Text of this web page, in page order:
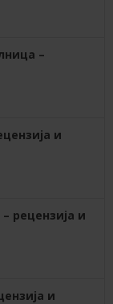
–
и
рецензија и
и